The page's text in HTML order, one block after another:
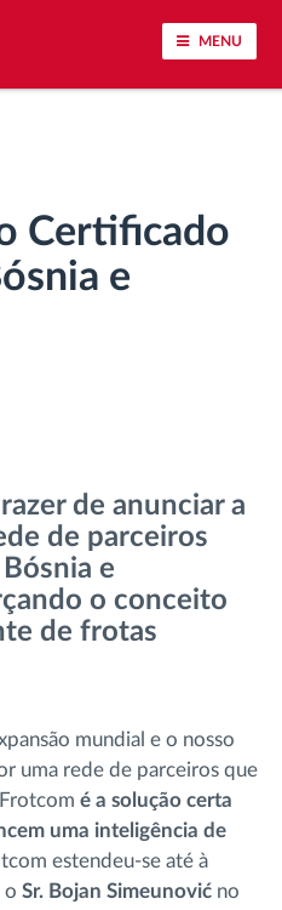
MENU
de condução
de rotas
da
Certificado
e
de anunciar a
de parceiros
e
o conceito
de frotas
mundial e o nosso
uma rede de parceiros que
é a solução certa
uma inteligência de
estendeu-se até à
o Sr. Bojan Simeunović no